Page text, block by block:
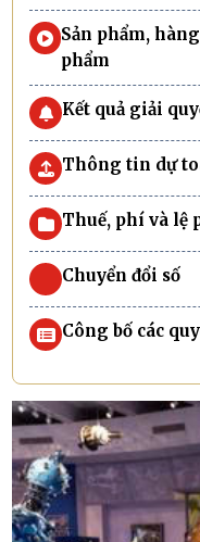
Sản phẩm,
phẩm
Kết quả giải
Thông tin dự
Thuế, phí và lệ
Chuyển đổi số
Công bố các